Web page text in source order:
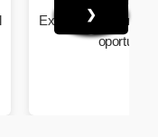
❯
Excelente producto
oportuna